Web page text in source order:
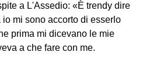
a L'Assedio: «È trendy dire
mi sono accorto di esserlo
prima mi dicevano le mie
a che fare con me.